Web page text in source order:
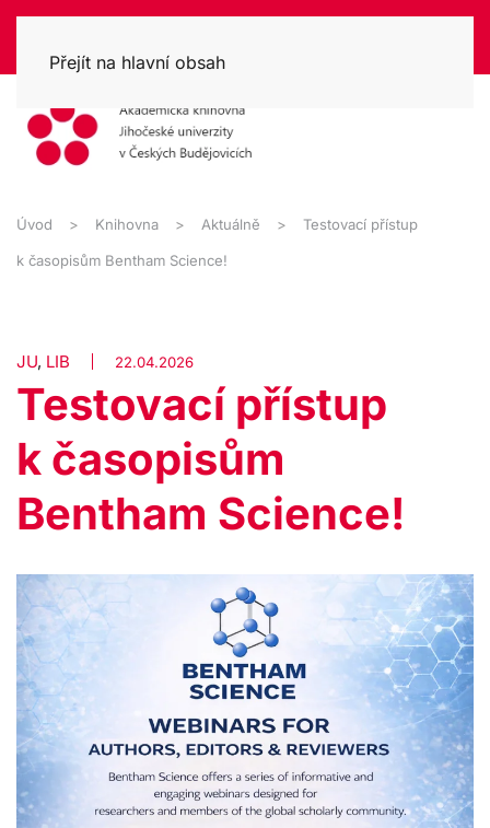
Přejít na hlavní obsah
Úvod Knihovna Aktuálně Testovací přístup
k časopisům Bentham Science!
JU, LIB 22.04.2026
Testovací přístup
k časopisům
Bentham Science!